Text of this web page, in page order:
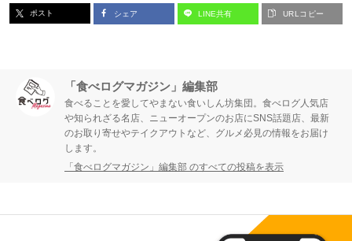
ジ ジ
ポスト シェア LINE共有 URLコピー
「食べログマガジン」編集部
食べることを愛してやまない食いしん坊集団。食べログ人気店
や知られざる名店、ニューオープンのお店にSNS話題店、最新
のお取り寄せやテイクアウトなど、グルメ必見の情報をお届け
します。
「食べログマガジン」編集部 のすべての投稿を表示